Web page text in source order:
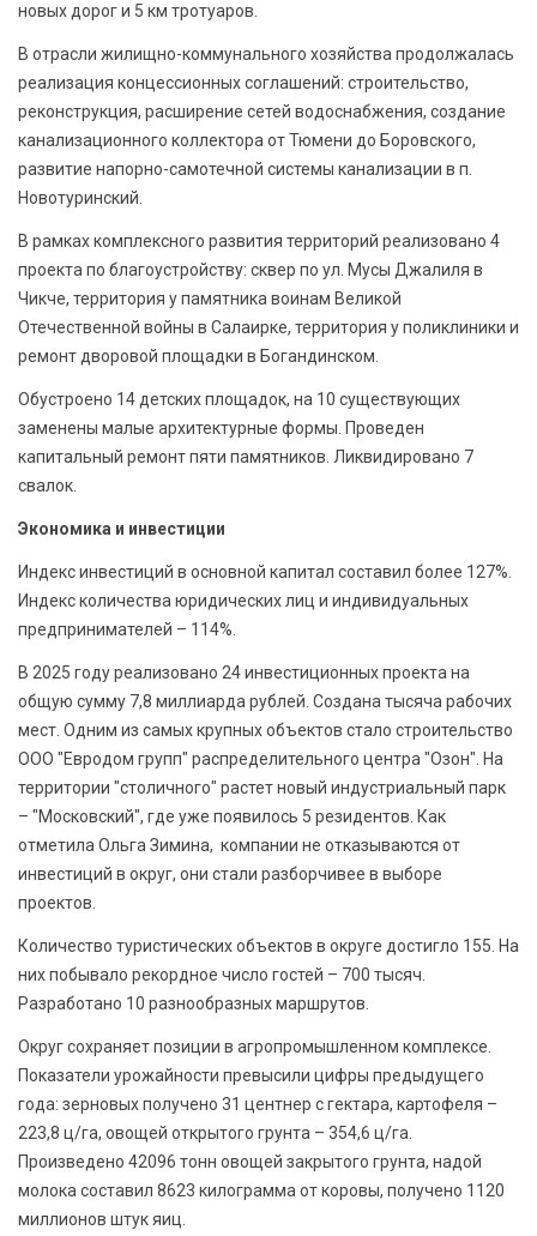
новых дорог и 5 км тротуаров.
В отрасли жилищно-коммунального хозяйства продолжалась
реализация концессионных соглашений: строительство,
реконструкция, расширение сетей водоснабжения, создание
канализационного коллектора от Тюмени до Боровского,
развитие напорно-самотечной системы канализации в п.
Новотуринский.
В рамках комплексного развития территорий реализовано 4
проекта по благоустройству: сквер по ул. Мусы Джалиля в
Чикче, территория у памятника воинам Великой
Отечественной войны в Салаирке, территория у поликлиники и
ремонт дворовой площадки в Богандинском.
Обустроено 14 детских площадок, на 10 существующих
заменены малые архитектурные формы. Проведен
капитальный ремонт пяти памятников. Ликвидировано 7
свалок.
Экономика и инвестиции
Индекс инвестиций в основной капитал составил более 127%.
Индекс количества юридических лиц и индивидуальных
предпринимателей – 114%.
В 2025 году реализовано 24 инвестиционных проекта на
общую сумму 7,8 миллиарда рублей. Создана тысяча рабочих
мест. Одним из самых крупных объектов стало строительство
ООО "Евродом групп" распределительного центра "Озон". На
территории "столичного" растет новый индустриальный парк
– "Московский", где уже появилось 5 резидентов. Как
отметила Ольга Зимина, компании не отказываются от
инвестиций в округ, они стали разборчивее в выборе
проектов.
Количество туристических объектов в округе достигло 155. На
них побывало рекордное число гостей – 700 тысяч.
Разработано 10 разнообразных маршрутов.
Округ сохраняет позиции в агропромышленном комплексе.
Показатели урожайности превысили цифры предыдущего
года: зерновых получено 31 центнер с гектара, картофеля –
223,8 ц/га, овощей открытого грунта – 354,6 ц/га.
Произведено 42096 тонн овощей закрытого грунта, надой
молока составил 8623 килограмма от коровы, получено 1120
миллионов штук яиц.